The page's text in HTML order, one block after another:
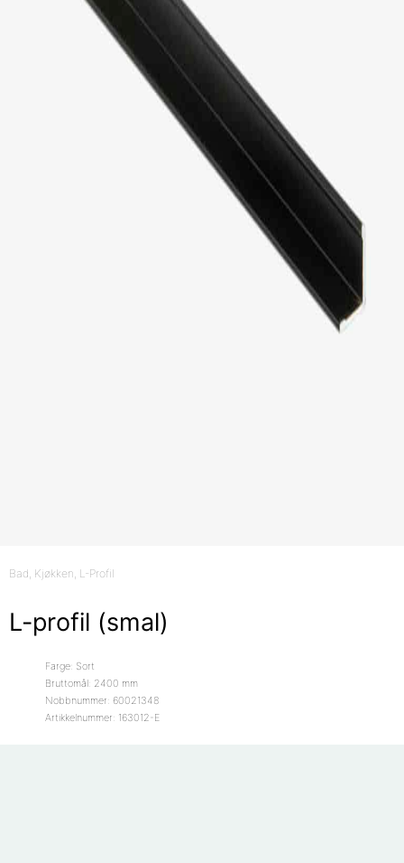
Bad , Kjøkken , L-Profil
L-profil (smal)
Farge: Sort
Bruttomål: 2400 mm
Nobbnummer: 60021348
Artikkelnummer: 163012-E